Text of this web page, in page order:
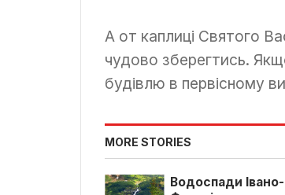
А от каплиці Святого
чудово зберегтись.
будівлю в первісному
MORE STORIES
Водоспади Івано-